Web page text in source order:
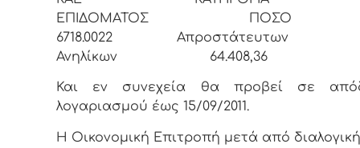
ΕΠΙΔΟΜΑΤΟΣ ΠΟΣΟ
6718.0022 Απροστάτευτων
Ανηλίκων 64.408,36
Και εν συνεχεία θα προβεί σε
λογαριασμού έως 15/09/2011.
Η Οικονομική Επιτροπή μετά από διαλογική